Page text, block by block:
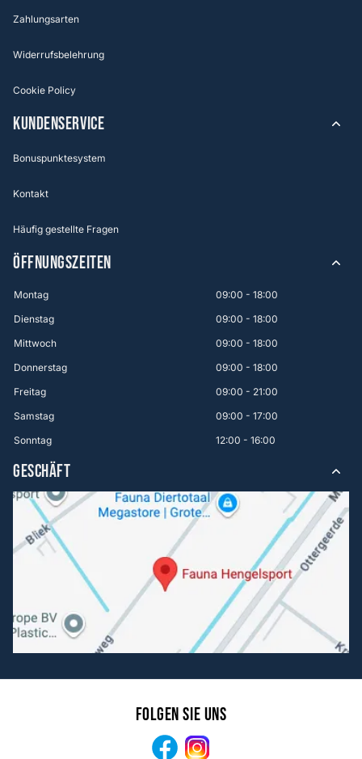
Zahlungsarten
Widerrufsbelehrung
Cookie Policy
KUNDENSERVICE
Bonuspunktesystem
Kontakt
Häufig gestellte Fragen
ÖFFNUNGSZEITEN
Montag
09:00 - 18:00
Dienstag
09:00 - 18:00
Mittwoch
09:00 - 18:00
Donnerstag
09:00 - 18:00
Freitag
09:00 - 21:00
Samstag
09:00 - 17:00
Sonntag
12:00 - 16:00
GESCHÄFT
Folgen Sie uns
Facebook